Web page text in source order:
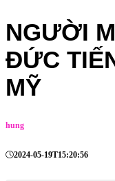
NGƯỜI
ĐỨC
MỸ
hung
2024-05-19T15:20:56